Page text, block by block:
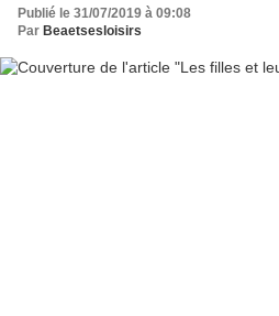
Publié le 31/07/2019 à 09:08
Par Beaetsesloisirs